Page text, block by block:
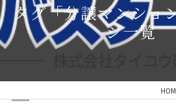
タグ「分譲マンショ
ジ一覧